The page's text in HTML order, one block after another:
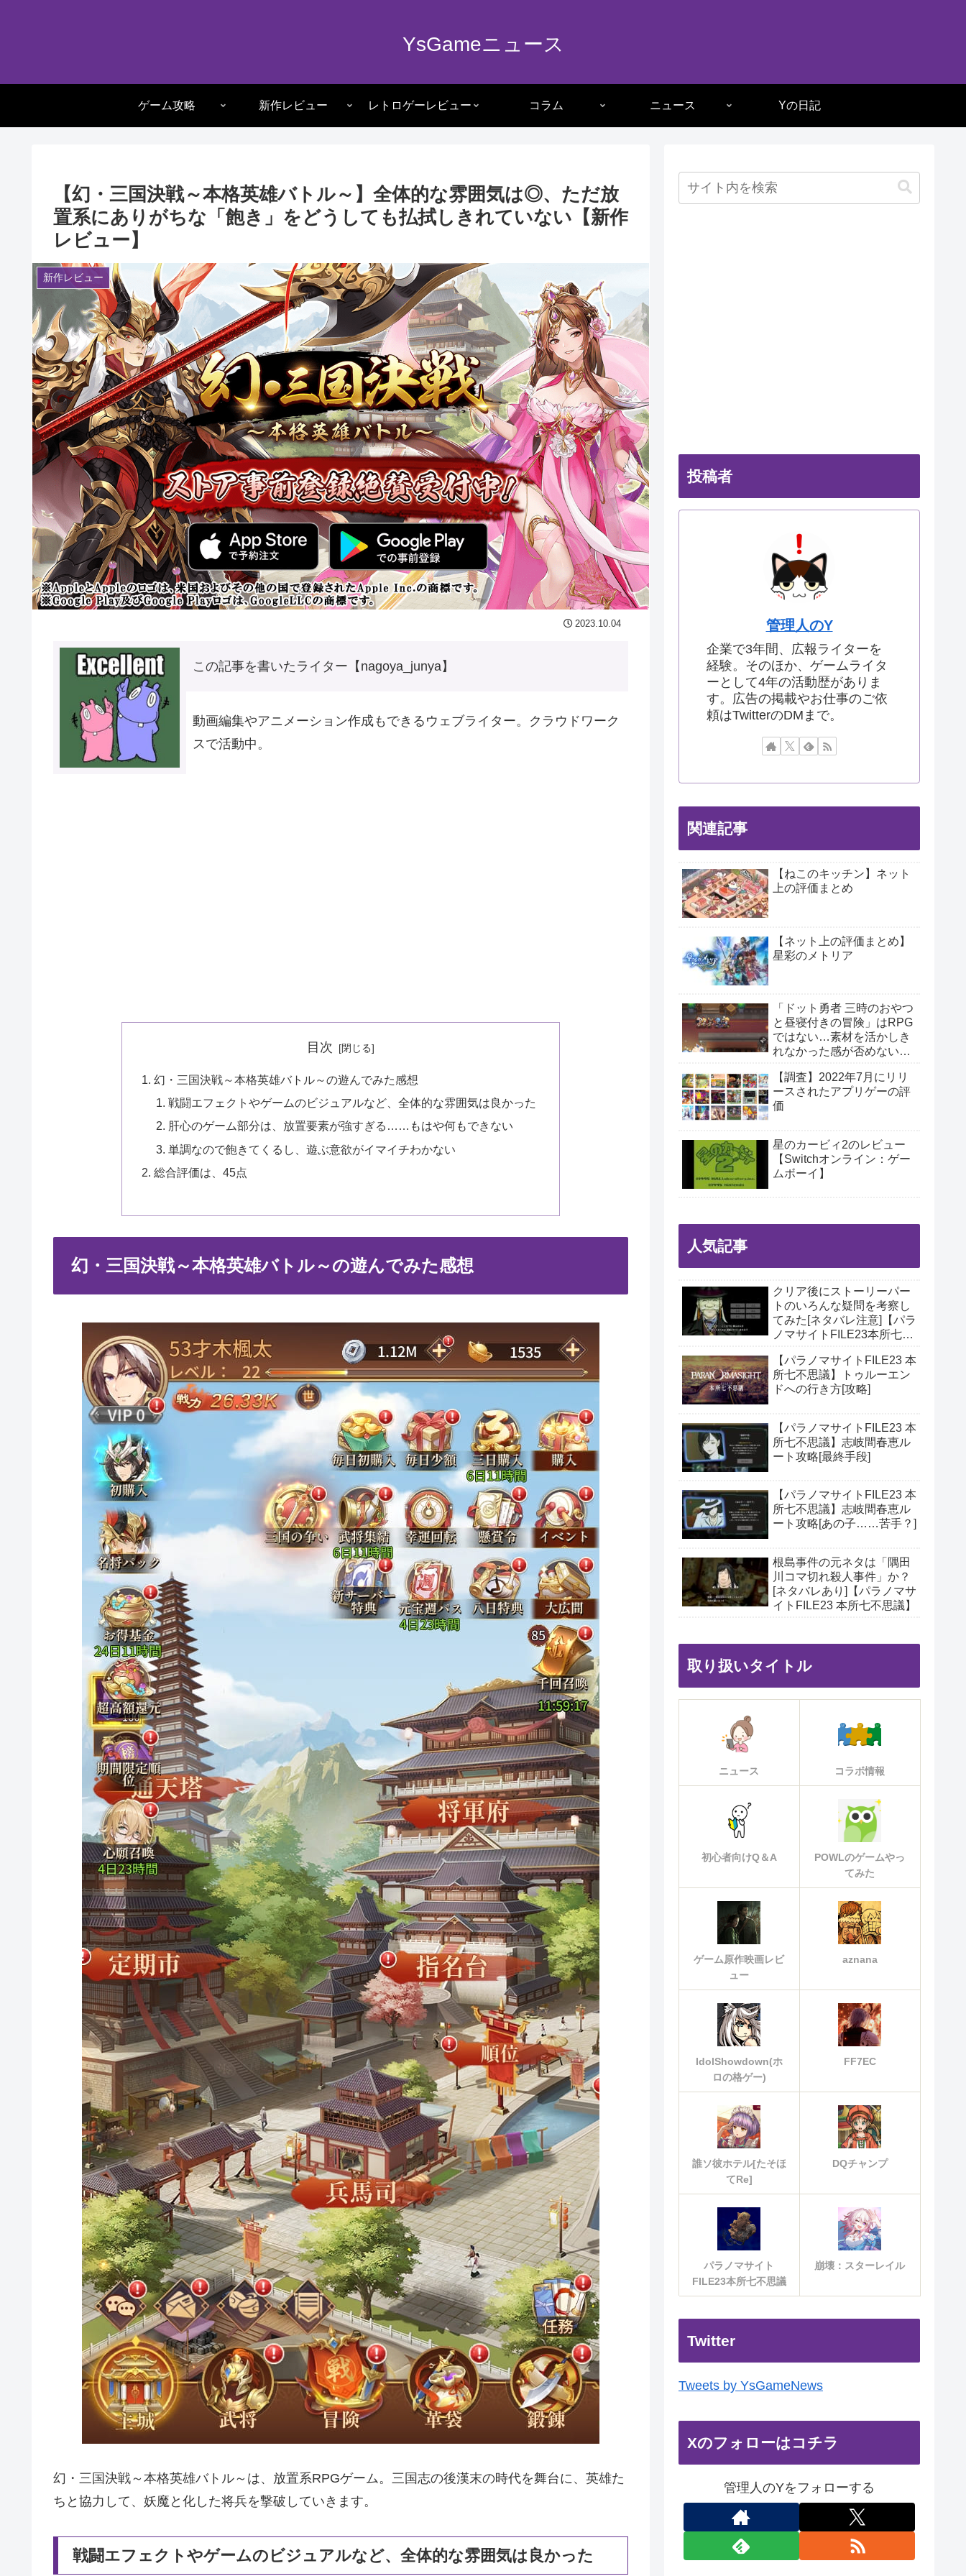
YsGameニュース
ゲーム攻略 新作レビュー レトロゲーレビュー コラム ニュース Yの日記
【幻・三国決戦～本格英雄バトル～】全体的な雰囲気は◎、ただ放
置系にありがちな「飽き」をどうしても払拭しきれていない【新作
レビュー】
新作レビュー
2023.10.04
この記事を書いたライター【nagoya_junya】
動画編集やアニメーション作成もできるウェブライター。クラウドワーク
スで活動中。
目次
幻・三国決戦～本格英雄バトル～の遊んでみた感想
戦闘エフェクトやゲームのビジュアルなど、全体的な雰囲気は良かった
肝心のゲーム部分は、放置要素が強すぎる……もはや何もできない
単調なので飽きてくるし、遊ぶ意欲がイマイチわかない
総合評価は、45点
幻・三国決戦～本格英雄バトル～の遊んでみた感想
幻・三国決戦～本格英雄バトル～は、放置系RPGゲーム。三国志の後漢末の時代を舞台に、英雄た
ちと協力して、妖魔と化した将兵を撃破していきます。
戦闘エフェクトやゲームのビジュアルなど、全体的な雰囲気は良かった
投稿者
管理人のY
企業で3年間、広報ライターを
経験。そのほか、ゲームライタ
ーとして4年の活動歴がありま
す。広告の掲載やお仕事のご依
頼はTwitterのDMまで。
関連記事
【ねこのキッチン】ネット
上の評価まとめ
【ネット上の評価まとめ】
星彩のメトリア
「ドット勇者 三時のおやつ
と昼寝付きの冒険」はRPG
ではない…素材を活かしき
れなかった感が否めない作
【調査】2022年7月にリリ
ースされたアプリゲーの評
価
星のカービィ2のレビュー
【Switchオンライン：ゲー
ムボーイ】
人気記事
クリア後にストーリーパー
トのいろんな疑問を考察し
てみた[ネタバレ注意]【パラ
ノマサイトFILE23本所七不
【パラノマサイトFILE23 本
所七不思議】トゥルーエン
ドへの行き方[攻略]
【パラノマサイトFILE23 本
所七不思議】志岐間春恵ル
ート攻略[最終手段]
【パラノマサイトFILE23 本
所七不思議】志岐間春恵ル
ート攻略[あの子……苦手？]
根島事件の元ネタは「隅田
川コマ切れ殺人事件」か？
[ネタバレあり]【パラノマサ
イトFILE23 本所七不思議】
取り扱いタイトル
ニュース コラボ情報
初心者向けQ＆A
POWLのゲームやっ
てみた
ゲーム原作映画レビ
ュー
aznana
IdolShowdown(ホ
ロの格ゲー)
FF7EC
誰ソ彼ホテル[たそほ
てRe]
DQチャンプ
パラノマサイト
FILE23本所七不思議
崩壊：スターレイル
Twitter
Tweets by YsGameNews
Xのフォローはコチラ
管理人のYをフォローする